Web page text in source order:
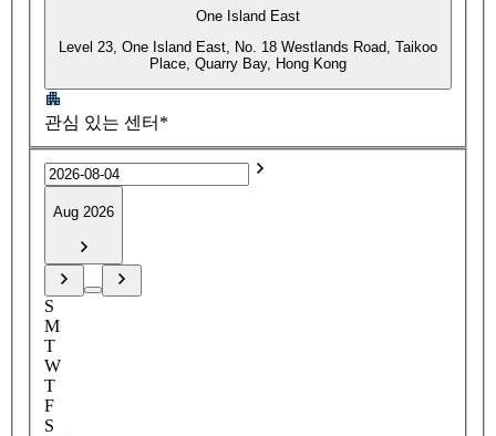
One Island East
Level 23, One Island East, No. 18 Westlands Road, Taikoo
Place, Quarry Bay, Hong Kong
관심 있는 센터*
Aug 2026
S
M
T
W
T
F
S